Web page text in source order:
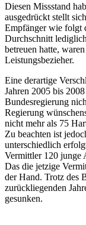
Diesen Missstand
ausgedrückt stellt
Empfänger wie folgt
Durchschnitt
betreuen hatte,
Leistungsbezieher.
Eine derartige
Jahren 2005 bis
Bundesregierung
Regierung
nicht mehr als 75
Zu beachten ist
unterschiedlich
Vermittler 120 junge
Das die jetzige
der Hand. Trotz des
zurückliegenden
gesunken.